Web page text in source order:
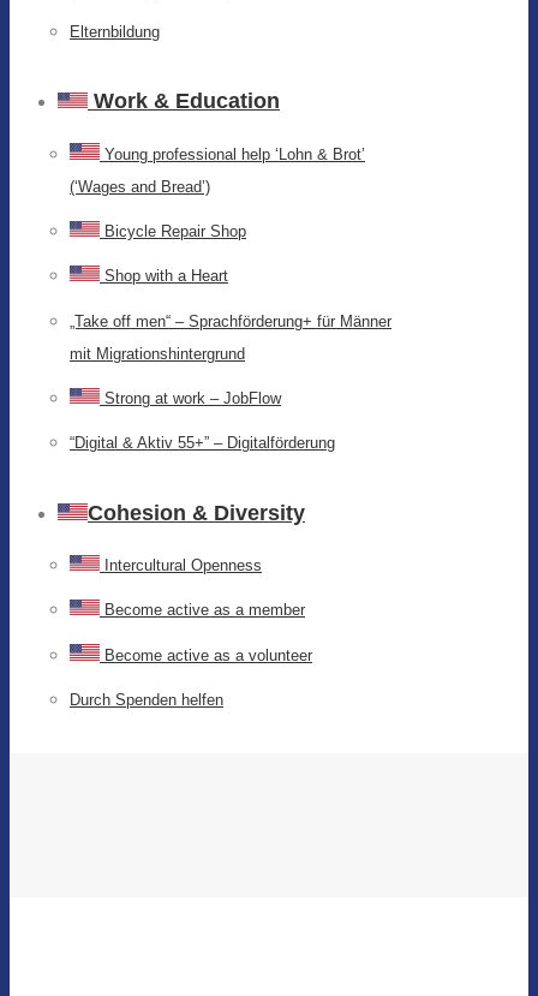
Elternbildung
Work & Education
Young professional help ‘Lohn & Brot’
(‘Wages and Bread’)
Bicycle Repair Shop
Shop with a Heart
„Take off men“ – Sprachförderung+ für Männer
mit Migrationshintergrund
Strong at work – JobFlow
“Digital & Aktiv 55+” – Digitalförderung
Cohesion & Diversity
Intercultural Openness
Become active as a member
Become active as a volunteer
Durch Spenden helfen